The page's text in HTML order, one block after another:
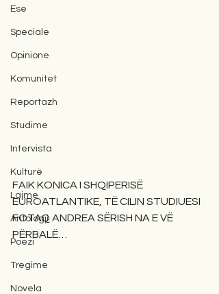
Ese
Speciale
Opinione
Komunitet
Reportazh
Studime
Intervista
Kulturë
Lajme
Antologji
Poezi
Tregime
Novela
FAIK KONICA I SHQIPERISË
EUROATLANTIKE, TË CILIN STUDIUESI
FOTAQ ANDREA SËRISH NA E VË
PËRBALË…